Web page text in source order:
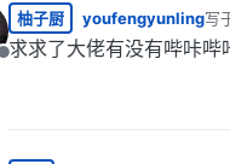
离线
柚子厨 youfengyunling写
最
求求了大佬有没有哔咔哔